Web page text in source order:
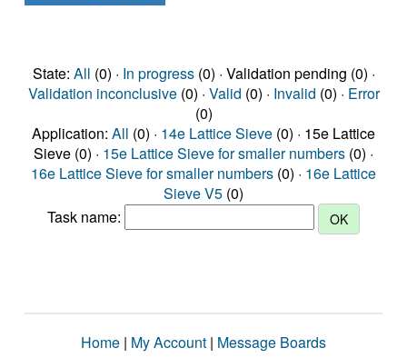
State: All (0) · In progress(0) · Validation pending (0) ·
Validation inconclusive(0) · Valid (0) · Invalid (0) · Error
(0)
Application: All (0) · 14e Lattice Sieve (0) · 15e Lattice
Sieve (0) · 15e Lattice Sieve for smaller numbers (0) ·
16e Lattice Sieve for smaller numbers (0) · 16e Lattice
Sieve V5 (0)
Task name:
Home | My Account | Message Boards